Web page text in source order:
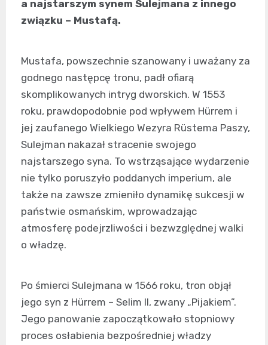
a najstarszym synem Sulejmana z innego
związku – Mustafą.
Mustafa, powszechnie szanowany i uważany za
godnego następcę tronu, padł ofiarą
skomplikowanych intryg dworskich. W 1553
roku, prawdopodobnie pod wpływem Hürrem i
jej zaufanego Wielkiego Wezyra Rüstema Paszy,
Sulejman nakazał stracenie swojego
najstarszego syna. To wstrząsające wydarzenie
nie tylko poruszyło poddanych imperium, ale
także na zawsze zmieniło dynamikę sukcesji w
państwie osmańskim, wprowadzając
atmosferę podejrzliwości i bezwzględnej walki
o władzę.
Po śmierci Sulejmana w 1566 roku, tron objął
jego syn z Hürrem – Selim II, zwany „Pijakiem”.
Jego panowanie zapoczątkowało stopniowy
proces osłabienia bezpośredniej władzy